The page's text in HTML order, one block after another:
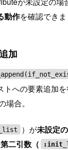
動作を確認できま
加
トへの要素追加を
合。
）が未設定
第二引数（